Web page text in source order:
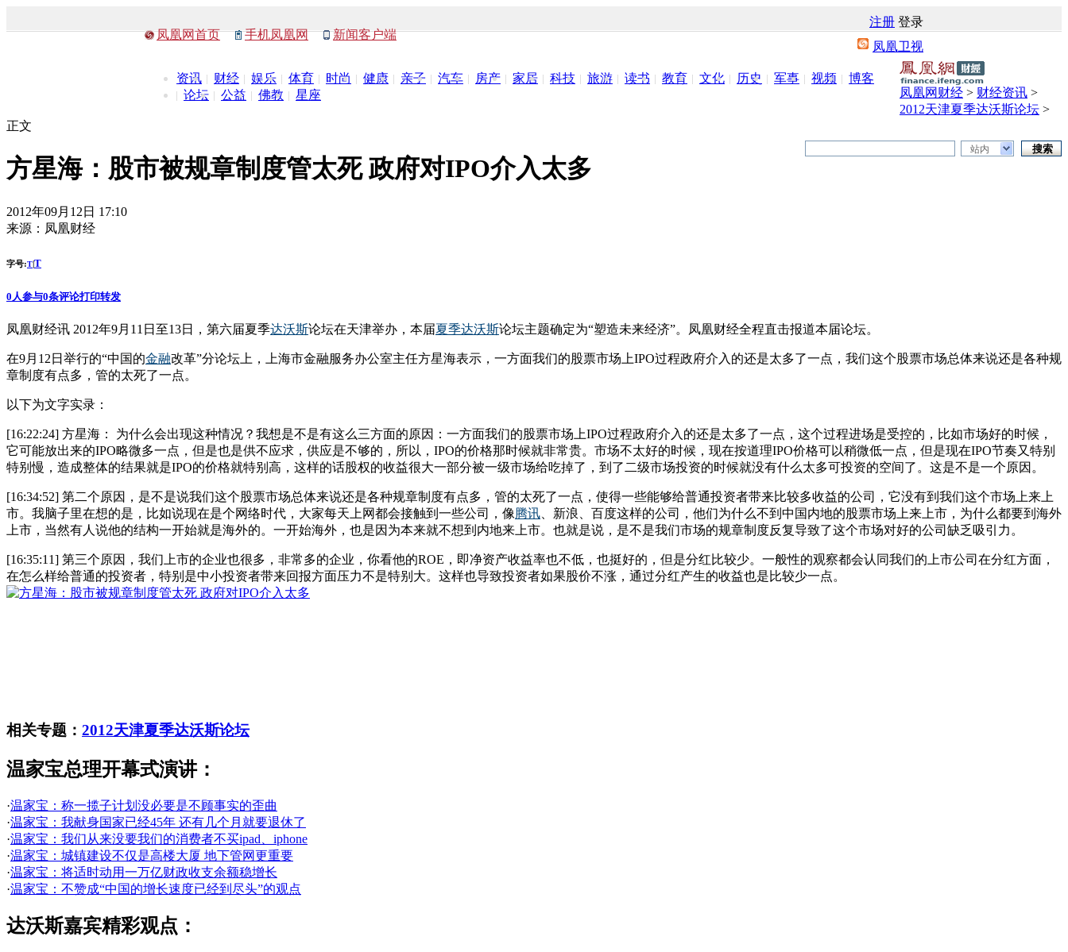
凤凰网首页 手机凤凰网 新闻客户端
注册 登录
凤凰卫视
资讯 财经 娱乐 体育 时尚 健康 亲子 汽车 房产 家居 科技 旅游 读书 教育 文化 历史 军事 视频
博客
论坛
公益 佛教 星座 凤凰网财经 > 财经资讯 >
2012天津夏季达沃斯论坛 >
正文
站内
方星海：股市被规章制度管太死 政府对IPO介入太多
2012年09月12日 17:10
来源： 凤凰财经
字号:T|T
0 人参与0条评论打印转发
凤凰财经讯 2012年9月11日至13日，第六届夏季达沃斯论坛在天津举办，本届夏季达沃斯论坛主题确定为“塑造未来经济”。凤凰财经全程直击报道本届论坛。
在9月12日举行的“中国的金融改革”分论坛上，上海市金融服务办公室主任方星海表示，一方面我们的股票市场上IPO过程政府介入的还是太多了一点，我们这个股票市场总体来说还是各种规
章制度有点多，管的太死了一点。
以下为文字实录：
[16:22:24] 方星海： 为什么会出现这种情况？我想是不是有这么三方面的原因：一方面我们的股票市场上IPO过程政府介入的还是太多了一点，这个过程进场是受控的，比如市场好的时候，
它可能放出来的IPO略微多一点，但是也是供不应求，供应是不够的，所以，IPO的价格那时候就非常贵。市场不太好的时候，现在按道理IPO价格可以稍微低一点，但是现在IPO节奏又特别
特别慢，造成整体的结果就是IPO的价格就特别高，这样的话股权的收益很大一部分被一级市场给吃掉了，到了二级市场投资的时候就没有什么太多可投资的空间了。这是不是一个原因。
[16:34:52] 第二个原因，是不是说我们这个股票市场总体来说还是各种规章制度有点多，管的太死了一点，使得一些能够给普通投资者带来比较多收益的公司，它没有到我们这个市场上来上
市。我脑子里在想的是，比如说现在是个网络时代，大家每天上网都会接触到一些公司，像腾讯 、新浪、百度这样的公司，他们为什么不到中国内地的股票市场上来上市，为什么都要到海外
上市，当然有人说他的结构一开始就是海外的。一开始海外，也是因为本来就不想到内地来上市。也就是说，是不是我们市场的规章制度反复导致了这个市场对好的公司缺乏吸引力。
[16:35:11] 第三个原因，我们上市的企业也很多，非常多的企业，你看他的ROE，即净资产收益率也不低，也挺好的，但是分红比较少。一般性的观察都会认同我们的上市公司在分红方面，
在怎么样给普通的投资者，特别是中小投资者带来回报方面压力不是特别大。这样也导致投资者如果股价不涨，通过分红产生的收益也是比较少一点。
相关专题： 2012天津夏季达沃斯论坛
温家宝总理开幕式演讲：
·温家宝：称一揽子计划没必要是不顾事实的歪曲
·温家宝：我献身国家已经45年 还有几个月就要退休了
·温家宝：我们从来没要我们的消费者不买ipad、iphone
·温家宝：城镇建设不仅是高楼大厦 地下管网更重要
·温家宝：将适时动用一万亿财政收支余额稳增长
·温家宝：不赞成“中国的增长速度已经到尽头”的观点
达沃斯嘉宾精彩观点：